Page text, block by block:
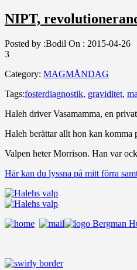
NIPT,
Posted by :Bodil On : 2015-04-26
3
Category: MAGMÅNDAG
Tags:fosterdiagnostik, graviditet,
Haleh driver Vasamamma, en
Haleh berättar allt hon kan komma
Valpen heter Morrison. Han var
Här kan du lyssna på mitt förra